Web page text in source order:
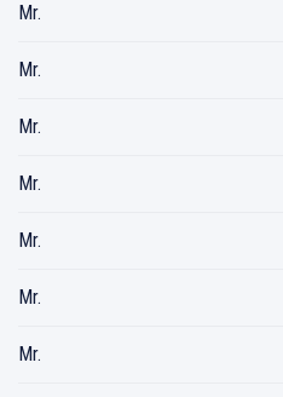
Mr.
Mr.
Mr.
Mr.
Mr.
Mr.
Mr.